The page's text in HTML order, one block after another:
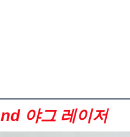
야그 레이저